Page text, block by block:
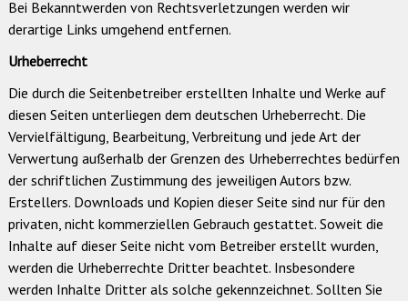
Bei Bekanntwerden von Rechtsverletzungen werden wir
derartige Links umgehend entfernen.
Urheberrecht
Die durch die Seitenbetreiber erstellten Inhalte und Werke auf
diesen Seiten unterliegen dem deutschen Urheberrecht. Die
Vervielfältigung, Bearbeitung, Verbreitung und jede Art der
Verwertung außerhalb der Grenzen des Urheberrechtes bedürfen
der schriftlichen Zustimmung des jeweiligen Autors bzw.
Erstellers. Downloads und Kopien dieser Seite sind nur für den
privaten, nicht kommerziellen Gebrauch gestattet. Soweit die
Inhalte auf dieser Seite nicht vom Betreiber erstellt wurden,
werden die Urheberrechte Dritter beachtet. Insbesondere
werden Inhalte Dritter als solche gekennzeichnet. Sollten Sie